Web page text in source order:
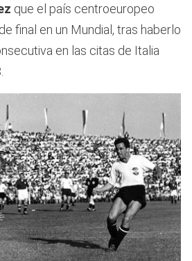
que el país centroeuropeo
final en un Mundial, tras haberlo
en las citas de Italia